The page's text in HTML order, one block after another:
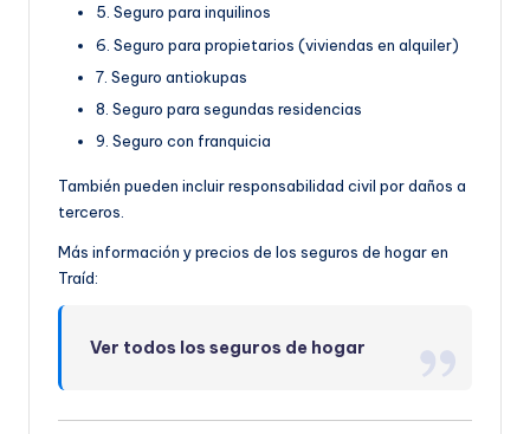
5. Seguro para inquilinos
6. Seguro para propietarios (viviendas en alquiler)
7. Seguro antiokupas
8. Seguro para segundas residencias
9. Seguro con franquicia
También pueden incluir responsabilidad civil por daños a
terceros.
Más información y precios de los seguros de hogar en
Traíd:
Ver todos los seguros de hogar